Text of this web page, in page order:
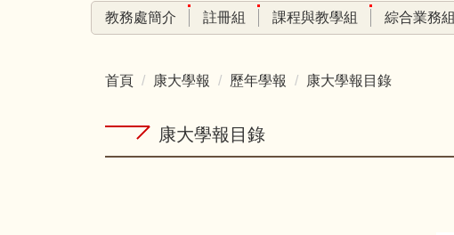
教務處簡介 註冊組 課程與教學組 綜合業務組
首頁 康大學報 歷年學報 康大學報目錄
康大學報目錄